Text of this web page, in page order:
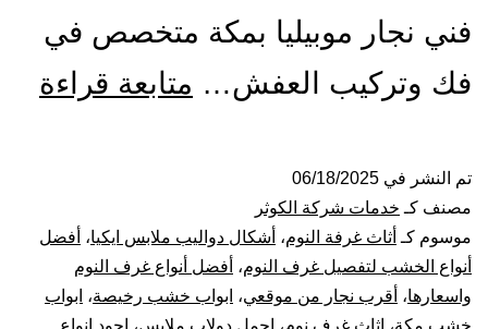
فني نجار موبيليا بمكة متخصص في
فك وتركيب العفش… متابعة قراءة
تم النشر في 06/18/2025
مصنف كـ خدمات شركة الكوثر
موسوم كـ أثاث غرفة النوم، أشكال دواليب ملابس ايكيا، أفضل
أنواع الخشب لتفصيل غرف النوم، أفضل أنواع غرف النوم
واسعارها، أقرب نجار من موقعي، ابواب خشب رخيصة، ابواب